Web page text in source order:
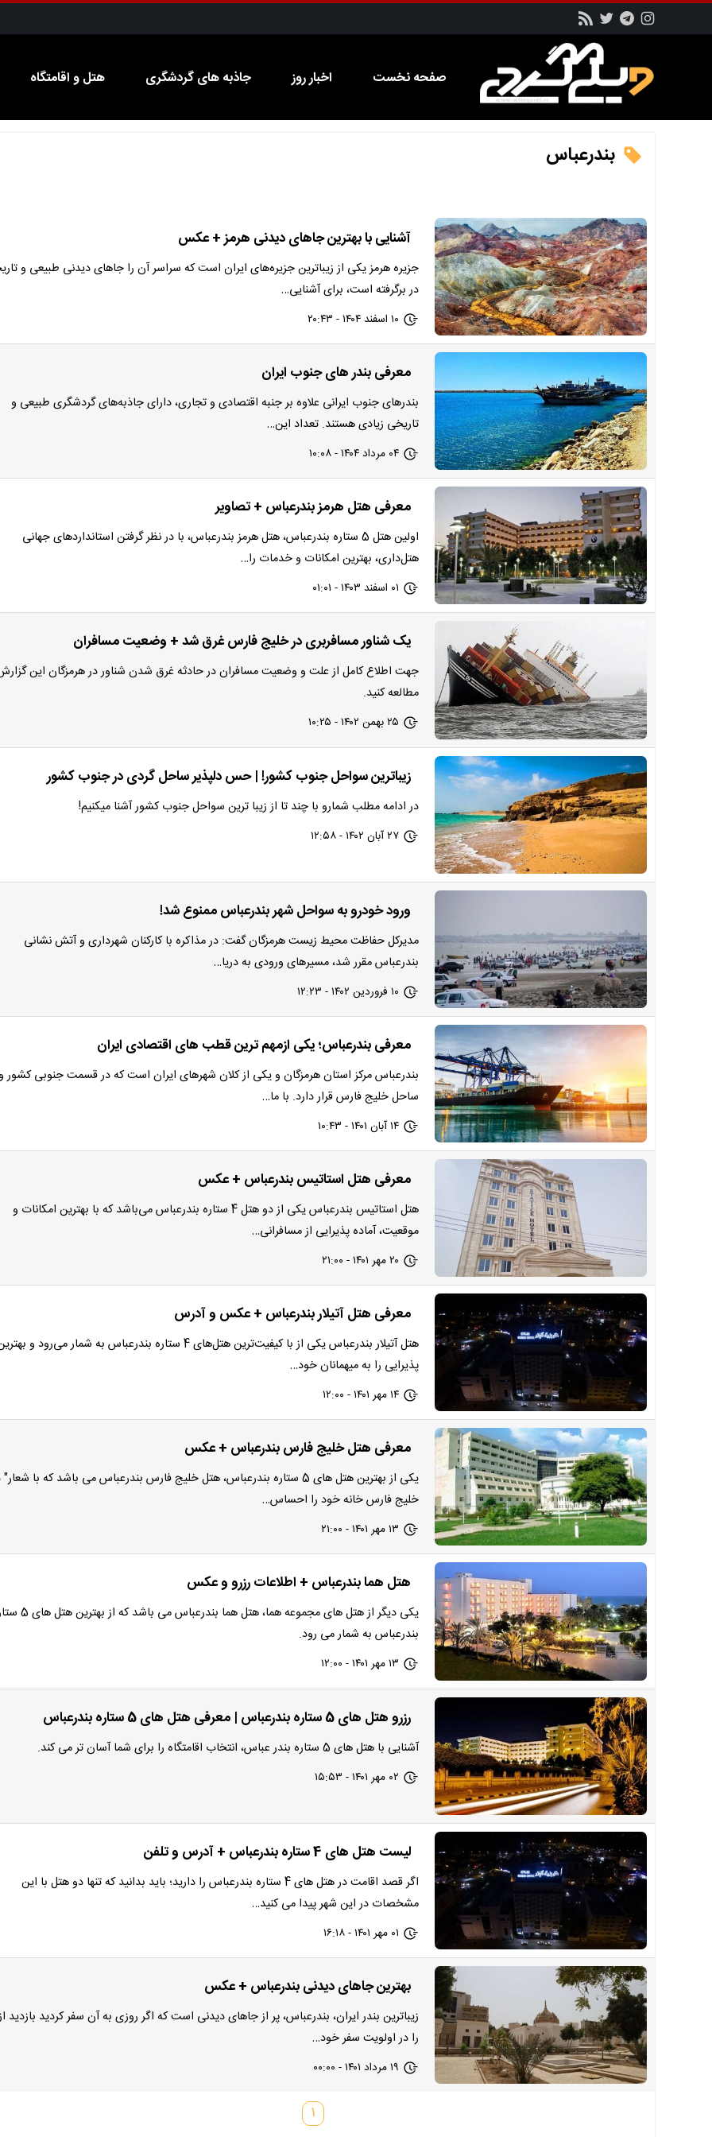
صفحه نخست اخبار روز جاذبه های گردشگری هتل و اقامتگاه
بندرعباس
آشنایی با بهترین جاهای دیدنی هرمز + عکس
جزیره هرمز یکی از زیباترین جزیره‌های ایران است که سراسر آن را جاهای دیدنی طبیعی و
در برگرفته است، برای آشنایی…
۱۰ اسفند ۱۴۰۴ - ۲۰:۴۳
معرفی بندر های جنوب ایران
بندرهای جنوب ایرانی علاوه‌ بر جنبه اقتصادی و تجاری، دارای جاذبه‌های گردشگری طبیعی و
تاریخی زیادی هستند. تعداد این…
۰۴ مرداد ۱۴۰۴ - ۱۰:۰۸
معرفی هتل هرمز بندرعباس + تصاویر
اولین هتل 5 ستاره بندرعباس، هتل هرمز بندرعباس، با در نظر گرفتن استانداردهای جهانی
هتل‌داری، بهترین امکانات و خدمات را…
۰۱ اسفند ۱۴۰۳ - ۰۱:۰۱
یک شناور مسافربری در خلیج فارس غرق شد + وضعیت مسافران
جهت اطلاع کامل از علت و وضعیت مسافران در حادثه غرق شدن شناور در هرمزگان این
مطالعه کنید.
۲۵ بهمن ۱۴۰۲ - ۱۰:۲۵
زیباترین سواحل جنوب کشور! | حس دلپذیر ساحل گردی در جنوب کشور
در ادامه مطلب شمارو با چند تا از زیبا ترین سواحل جنوب کشور آشنا میکنیم!
۲۷ آبان ۱۴۰۲ - ۱۲:۵۸
ورود خودرو به سواحل شهر بندرعباس ممنوع شد!
مدیرکل حفاظت محیط زیست هرمزگان گفت: در مذاکره با کارکنان شهرداری و آتش نشانی
بندرعباس مقرر شد، مسیرهای ورودی به دریا…
۱۰ فروردین ۱۴۰۲ - ۱۲:۲۳
معرفی بندرعباس؛ یکی ازمهم ترین قطب های اقتصادی ایران
بندرعباس مرکز استان هرمزگان و یکی از کلان شهرهای ایران است که در قسمت جنوبی کشور
ساحل خلیج فارس قرار دارد. با ما…
۱۴ آبان ۱۴۰۱ - ۱۰:۴۳
معرفی هتل استاتیس بندرعباس + عکس
هتل استاتیس بندرعباس یکی از دو هتل 4 ستاره بندرعباس می‌باشد که با بهترین امکانات و
موقعیت، آماده پذیرایی از مسافرانی…
۲۰ مهر ۱۴۰۱ - ۲۱:۰۰
معرفی هتل آتیلار بندرعباس + عکس و آدرس
هتل آتیلار بندرعباس یکی از با کیفیت‌ترین هتل‌های 4 ستاره بندرعباس به شمار می‌رود و
پذیرایی را به میهمانان خود…
۱۴ مهر ۱۴۰۱ - ۱۲:۰۰
معرفی هتل خلیج فارس بندرعباس + عکس
یکی از بهترین هتل های 5 ستاره بندرعباس، هتل خلیج فارس بندرعباس می باشد که با
خلیج فارس خانه خود را احساس…
۱۳ مهر ۱۴۰۱ - ۲۱:۰۰
هتل هما بندرعباس + اطلاعات رزرو و عکس
یکی دیگر از هتل های مجموعه هما، هتل هما بندرعباس می
بندرعباس به شمار می رود.
۱۳ مهر ۱۴۰۱ - ۱۲:۰۰
رزرو هتل های 5 ستاره بندرعباس | معرفی هتل های 5 ستاره بندرعباس
آشنایی با هتل های 5 ستاره بندر عباس، انتخاب اقامتگاه را برای شما آسان تر می کند.
۰۲ مهر ۱۴۰۱ - ۱۵:۵۳
لیست هتل های 4 ستاره بندرعباس + آدرس و تلفن
اگر قصد اقامت در هتل های 4 ستاره بندرعباس را دارید؛ باید بدانید که تنها دو هتل با این
مشخصات در این شهر پیدا می کنید…
۰۱ مهر ۱۴۰۱ - ۱۶:۱۸
بهترین جاهای دیدنی بندرعباس + عکس
زیباترین بندر ایران، بندرعباس، پر از جاهای دیدنی است که اگر روزی به آن سفر کردید بازدید از
را در اولویت سفر خود…
۱۹ مرداد ۱۴۰۱ - ۰۰:۰۰
۱